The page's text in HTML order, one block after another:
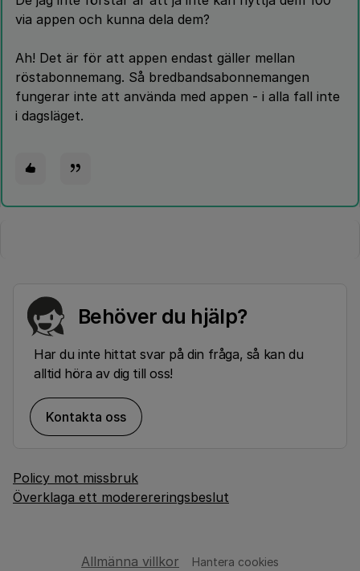
via appen och kunna dela dem?
Ah! Det är för att appen endast gäller mellan
röstabonnemang. Så bredbandsabonnemangen
fungerar inte att använda med appen - i alla fall inte
i dagsläget.
Behöver du hjälp?
Har du inte hittat svar på din fråga, så kan du
alltid höra av dig till oss!
Kontakta oss
Policy mot missbruk
Överklaga ett moderereringsbeslut
Allmänna villkor Hantera cookies